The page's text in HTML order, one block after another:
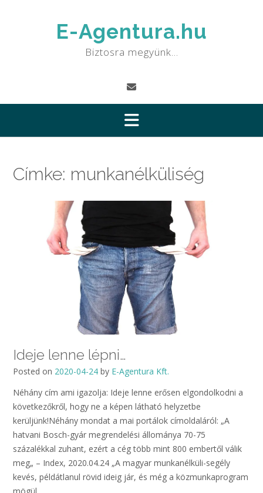
E-Agentura.hu
Biztosra megyünk…
Címke: munkanélküliség
Ideje lenne lépni…
Posted on 2020-04-24 by E-Agentura Kft.
Néhány cím ami igazolja: Ideje lenne erősen elgondolkodni a
következőkről, hogy ne a képen látható helyzetbe
kerüljünk!Néhány mondat a mai portálok címoldaláról: „A
hatvani Bosch-gyár megrendelési állománya 70-75
százalékkal zuhant, ezért a cég több mint 800 embertől válik
meg„ – Index, 2020.04.24 „A magyar munkanélküli-segély
kevés, példátlanul rövid ideig jár, és még a közmunkaprogram